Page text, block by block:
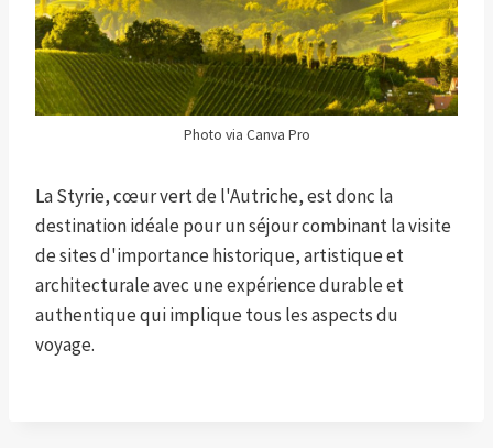
Photo via Canva Pro
La Styrie, cœur vert de l'Autriche, est donc la
destination idéale pour un séjour combinant la visite
de sites d'importance historique, artistique et
architecturale avec une expérience durable et
authentique qui implique tous les aspects du
voyage.